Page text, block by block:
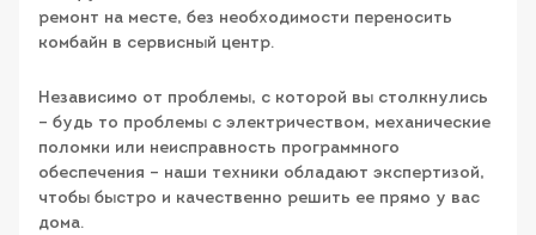
ремонт на месте, без необходимости переносить
комбайн в сервисный центр.
Независимо от проблемы, с которой вы столкнулись
– будь то проблемы с электричеством, механические
поломки или неисправность программного
обеспечения – наши техники обладают экспертизой,
чтобы быстро и качественно решить ее прямо у вас
дома.